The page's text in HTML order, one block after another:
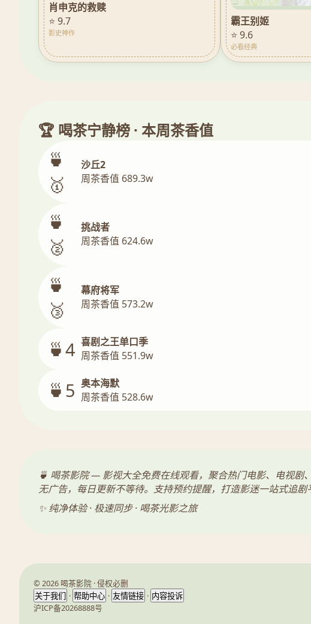
肖申克的救赎
⭐ 9.7
影史神作
霸王别姬
⭐ 9.6
必看经典
🏆 喝茶宁静榜 · 本周茶香值
🍵
🥇
沙丘2
周茶香值 689.3w
🍵
🥈
挑战者
周茶香值 624.6w
🍵
🥉
幕府将军
周茶香值 573.2w
🍵4 喜剧之王单口季
周茶香值 551.9w
🍵5 奥本海默
周茶香值 528.6w
🍵 喝茶影院 — 影视大全免费在线观看，聚合热门电影、电视
无广告，每日更新不等待。支持预约提醒，打造影迷一站式追
✨ 纯净体验 · 极速同步 · 喝茶光影之旅
© 2026 喝茶影院 · 侵权必删
关于我们 · 帮助中心 · 友情链接 · 内容投诉
沪ICP备20268888号